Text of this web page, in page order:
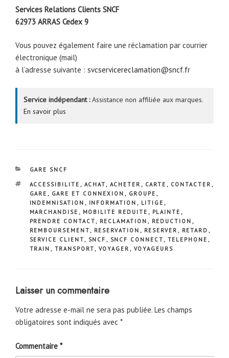
Services Relations Clients SNCF
62973 ARRAS Cedex 9
Vous pouvez également faire une réclamation par courrier
électronique (mail)
à l’adresse suivante : svcservicereclamation@sncf.fr
Service indépendant :Assistance non affiliée aux marques.
En savoir plus
CATÉGORIES
GARE SNCF
ÉTIQUETTES
ACCESSIBILITE , ACHAT , ACHETER , CARTE , CONTACTER ,
GARE , GARE ET CONNEXION , GROUPE ,
INDEMNISATION , INFORMATION , LITIGE ,
MARCHANDISE , MOBILITE REDUITE , PLAINTE ,
PRENDRE CONTACT , RECLAMATION , REDUCTION ,
REMBOURSEMENT , RESERVATION , RESERVER , RETARD ,
SERVICE CLIENT , SNCF , SNCF CONNECT , TELEPHONE ,
TRAIN , TRANSPORT , VOYAGER , VOYAGEURS
Laisser un commentaire
Votre adresse e-mail ne sera pas publiée. Les champs
obligatoires sont indiqués avec *
Commentaire *